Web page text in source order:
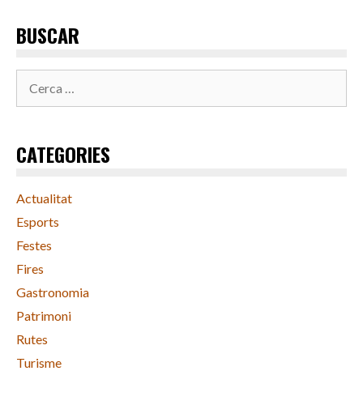
BUSCAR
CATEGORIES
Actualitat
Esports
Festes
Fires
Gastronomia
Patrimoni
Rutes
Turisme